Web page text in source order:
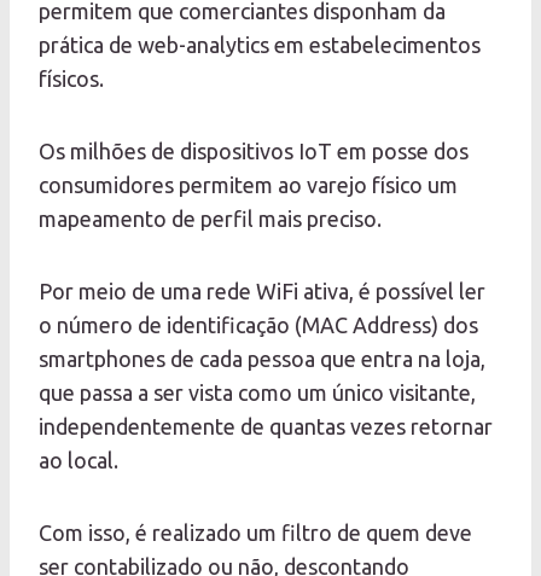
permitem que comerciantes disponham da
prática de web-analytics em estabelecimentos
físicos.
Os milhões de dispositivos IoT em posse dos
consumidores permitem ao varejo físico um
mapeamento de perfil mais preciso.
Por meio de uma rede WiFi ativa, é possível ler
o número de identificação (MAC Address) dos
smartphones de cada pessoa que entra na loja,
que passa a ser vista como um único visitante,
independentemente de quantas vezes retornar
ao local.
Com isso, é realizado um filtro de quem deve
ser contabilizado ou não, descontando